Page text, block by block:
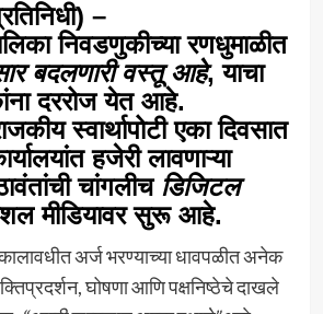
–
निवडणुकीच्या रणधुमाळीत
बदलणारी वस्तू आहे, याचा
दररोज येत आहे.
स्वार्थापोटी एका दिवसात
हजेरी लावणाऱ्या
चांगलीच डिजिटल
मीडियावर सुरू आहे.
अर्ज भरण्याच्या धावपळीत अनेक
घोषणा आणि पक्षनिष्ठेचे दाखले